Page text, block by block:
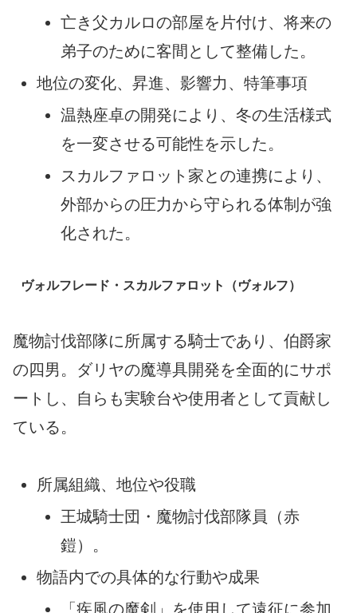
亡き父カルロの部屋を片付け、将来の
弟子のために客間として整備した。
地位の変化、昇進、影響力、特筆事項
温熱座卓の開発により、冬の生活様式
を一変させる可能性を示した。
スカルファロット家との連携により、
外部からの圧力から守られる体制が強
化された。
ヴォルフレード・スカルファロット（ヴォルフ）
魔物討伐部隊に所属する騎士であり、伯爵家
の四男。ダリヤの魔導具開発を全面的にサポ
ートし、自らも実験台や使用者として貢献し
ている。
所属組織、地位や役職
王城騎士団・魔物討伐部隊員（赤
鎧）。
物語内での具体的な行動や成果
「疾風の魔剣」を使用して遠征に参加